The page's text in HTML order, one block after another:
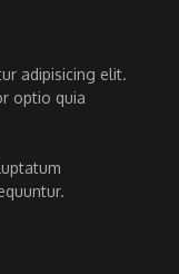
adipisicing elit.
optio quia